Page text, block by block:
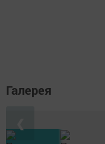
Галерея